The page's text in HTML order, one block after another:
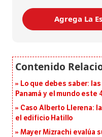
Agrega La
Lo que debes saber:
Panamá y el mundo este
Caso Alberto Llerena:
el edificio Hatillo
Mayer Mizrachi evalúa